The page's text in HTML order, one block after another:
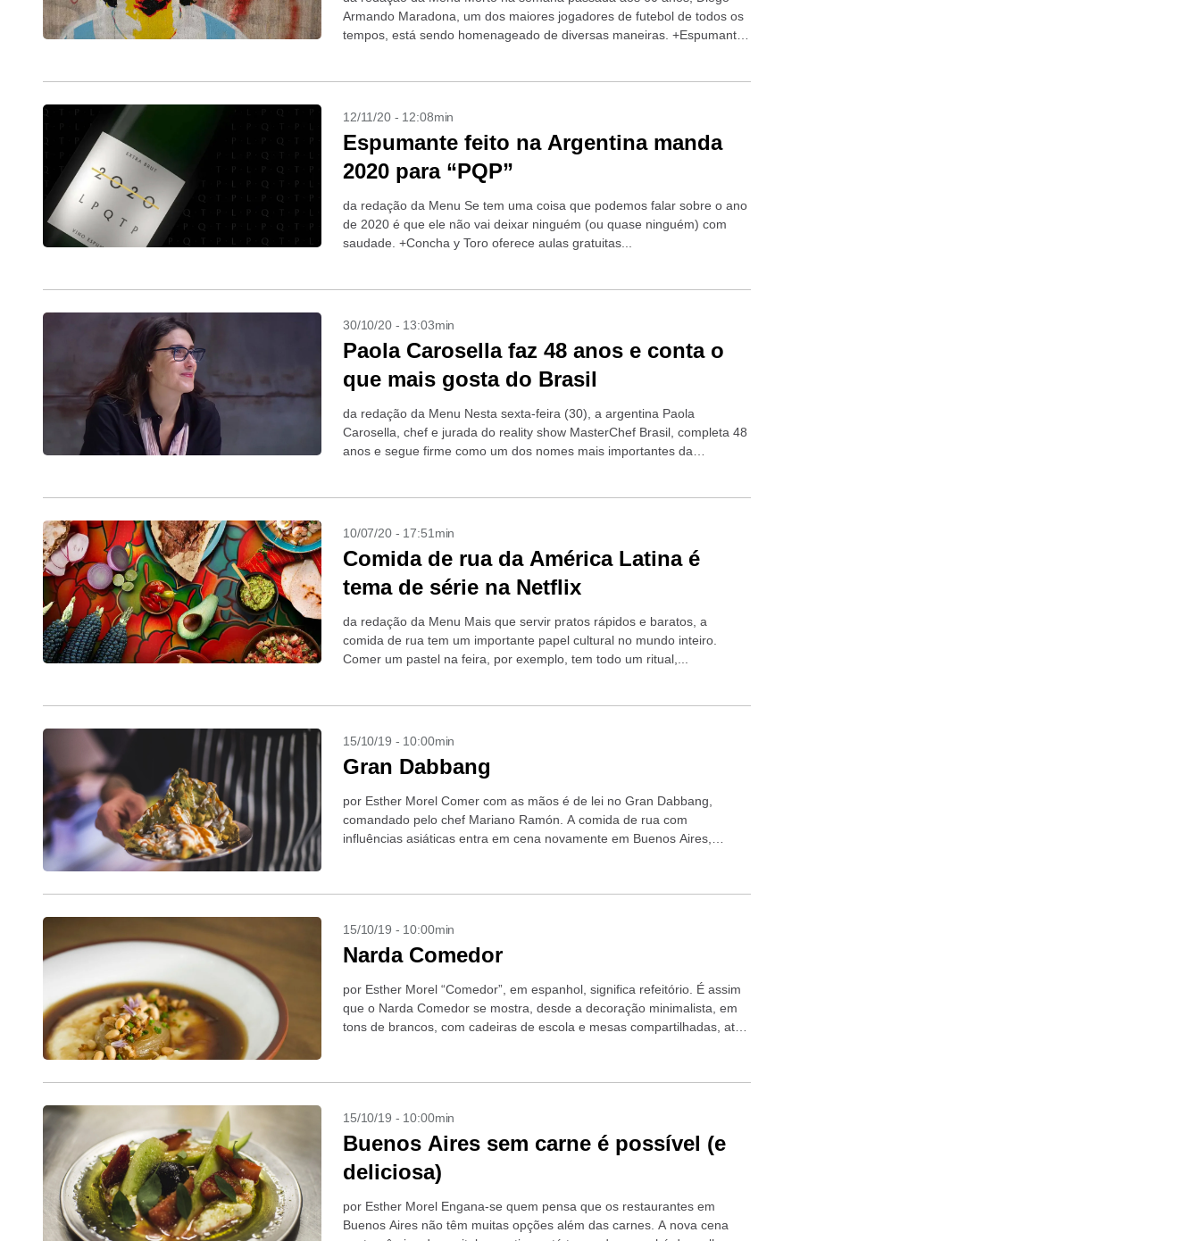
Armando Maradona, um dos maiores jogadores de futebol de todos os
tempos, está sendo homenageado de diversas maneiras. +Espumante
12/11/20 - 12:08min
Espumante feito na Argentina manda
2020 para “PQP”
da redação da Menu Se tem uma coisa que podemos falar sobre o ano
de 2020 é que ele não vai deixar ninguém (ou quase ninguém) com
saudade. +Concha y Toro oferece aulas gratuitas...
30/10/20 - 13:03min
Paola Carosella faz 48 anos e conta o
que mais gosta do Brasil
da redação da Menu Nesta sexta-feira (30), a argentina Paola
Carosella, chef e jurada do reality show MasterChef Brasil, completa 48
anos e segue firme como um dos nomes mais importantes da
10/07/20 - 17:51min
Comida de rua da América Latina é
tema de série na Netflix
da redação da Menu Mais que servir pratos rápidos e baratos, a
comida de rua tem um importante papel cultural no mundo inteiro.
Comer um pastel na feira, por exemplo, tem todo um ritual,...
15/10/19 - 10:00min
Gran Dabbang
por Esther Morel Comer com as mãos é de lei no Gran Dabbang,
comandado pelo chef Mariano Ramón. A comida de rua com
influências asiáticas entra em cena novamente em Buenos Aires,
15/10/19 - 10:00min
Narda Comedor
por Esther Morel “Comedor”, em espanhol, significa refeitório. É assim
que o Narda Comedor se mostra, desde a decoração minimalista, em
tons de brancos, com cadeiras de escola e mesas compartilhadas, até
15/10/19 - 10:00min
Buenos Aires sem carne é possível (e
deliciosa)
por Esther Morel Engana-se quem pensa que os restaurantes em
Buenos Aires não têm muitas opções além das carnes. A nova cena